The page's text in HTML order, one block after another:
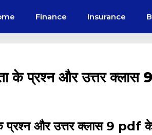
Finance Insurance
के प्रश्न और उत्तर
और उत्तर क्लास 9 pdf के